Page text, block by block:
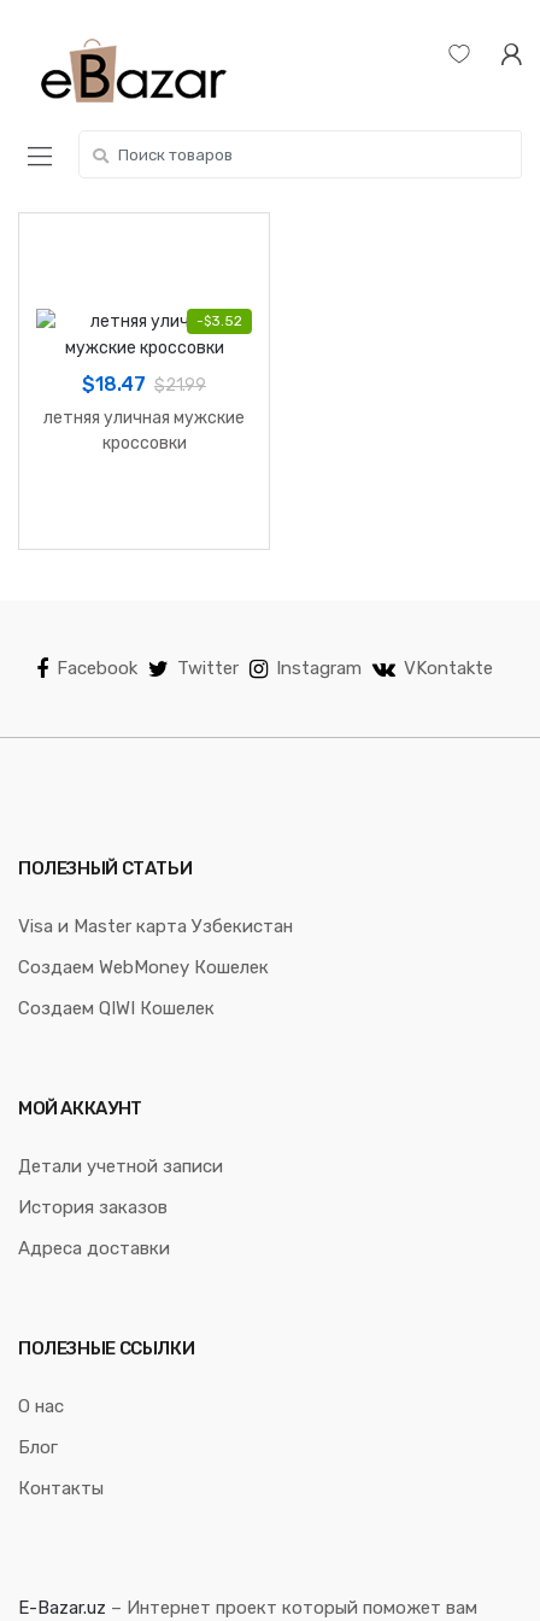
navigation
content
for:
-$3.52
$18.47 $21.99
летняя уличная мужские
кроссовки
Facebook Twitter Instagram VKontakte
ПОЛЕЗНЫЙ СТАТЬИ
Visa и Master карта Узбекистан
Создаем WebMoney Кошелек
Создаем QIWI Кошелек
МОЙ АККАУНТ
Детали учетной записи
История заказов
Адреса доставки
ПОЛЕЗНЫЕ ССЫЛКИ
О нас
Блог
Контакты
E-Bazar.uz – Интернет проект который поможет вам